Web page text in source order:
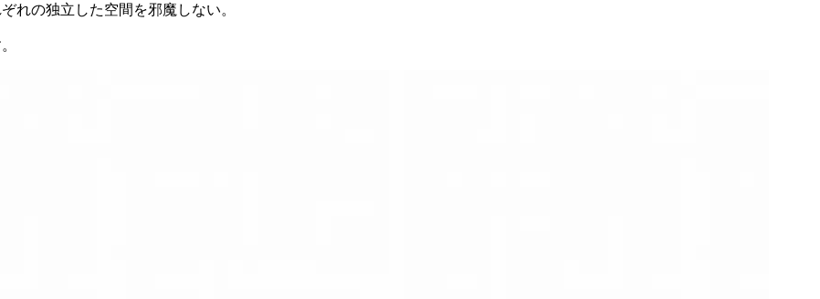
れの独立した空間を邪魔しない。